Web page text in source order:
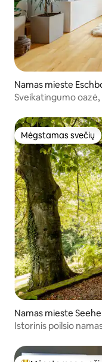
Namas mieste
Sveikatingumo
Mėgstamas svečių
Mėgstamas svečių
Namas mieste
Istorinis poilsio